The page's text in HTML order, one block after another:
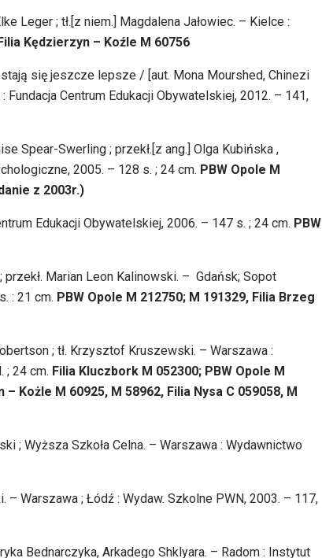
Leger ; tł.[z niem.] Magdalena Jałowiec. – Kielce :
Kędzierzyn – Koźle M 60756
się jeszcze lepsze / [aut. Mona Mourshed, Chinezi
Fundacja Centrum Edukacji Obywatelskiej, 2012. – 141,
Spear-Swerling ; przekł.[z ang.] Olga Kubińska ,
2005. – 128 s. ; 24 cm. PBW Opole M
z 2003r.)
Edukacji Obywatelskiej, 2006. – 147 s. ; 24 cm. PBW
Marian Leon Kalinowski. – Gdańsk; Sopot
: 21 cm. PBW Opole M 212750; M 191329, Filia Brzeg
; tł. Krzysztof Kruszewski. – Warszawa :
; 24 cm. Filia Kluczbork M 052300; PBW Opole M
Kożle M 60925, M 58962, Filia Nysa C 059058, M
; Wyższa Szkoła Celna. – Warszawa : Wydawnictwo
Warszawa ; Łódź : Wydaw. Szkolne PWN, 2003. – 117,
Bednarczyka, Arkadego Shklyara. – Radom : Instytut